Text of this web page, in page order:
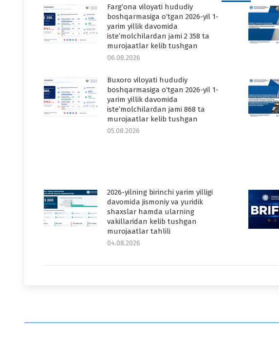
Farg‘ona viloyati hududiy
boshqarmasiga o‘tgan 2026-yil 1-
yarim yillik davomida
iste’molchilardan jami 2 358 ta
murojaatlar kelib tushgan
06.08.2026
Buxoro viloyati hududiy
boshqarmasiga o‘tgan 2026-yil 1-
yarim yillik davomida
iste’molchilardan jami 868 ta
murojaatlar kelib tushgan
05.08.2026
2026-yilning birinchi yarim yilligi
davomida jismoniy va yuridik
shaxslar hamda ularning
vakillaridan kelib tushgan
murojaatlar tahlili
04.08.2026